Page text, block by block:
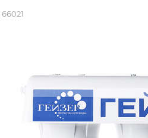
66021